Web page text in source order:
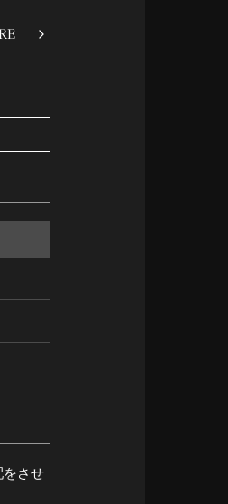
をさせ